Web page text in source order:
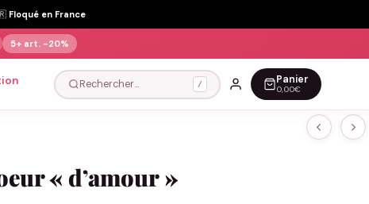
Floqué en France
5+ art. -20%
Rechercher… / Panier
0,00€
« d’amour »